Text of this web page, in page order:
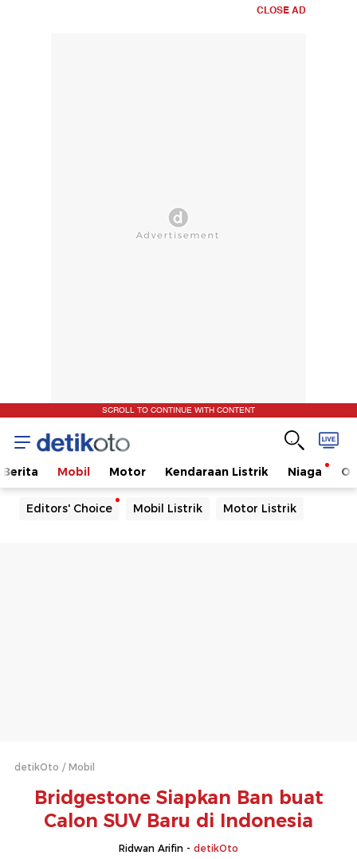
CLOSE AD
SCROLL TO CONTINUE WITH CONTENT
Berita Mobil Motor Kendaraan Listrik Niaga
Editors' Choice Mobil Listrik Motor Listrik
detikOto Mobil
Bridgestone Siapkan Ban buat
Calon SUV Baru di Indonesia
Ridwan Arifin - detikOto